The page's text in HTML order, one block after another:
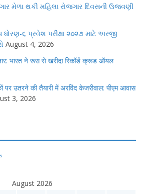
મેળા થકી મહિલા રોજગાર દિવસની ઉજવણી
૬ પ્રવેશ પરીક્ષા ૨૦૨૭ માટે અરજી
August 4, 2026
भारत ने रूस से खरीदा रिकॉर्ड क्रूड ऑयल
उतरने की तैयारी में अरविंद केजरीवाल: पीएम आवास
3, 2026
August 2026